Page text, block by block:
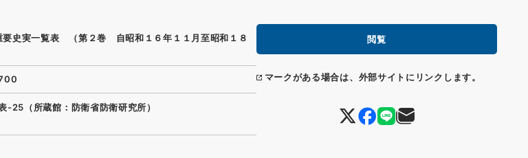
閲覧
マークがある場合は、外部サイトにリンクします。
要史実一覧表 （第２巻 自昭和１６年１１月至昭和１８
-25（所蔵館：防衛省防衛研究所）